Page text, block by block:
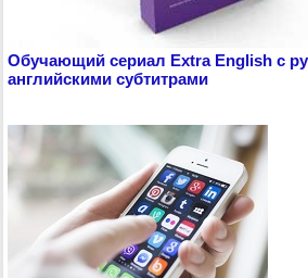
Обучающий сериал Extra English с
английскими субтитрами